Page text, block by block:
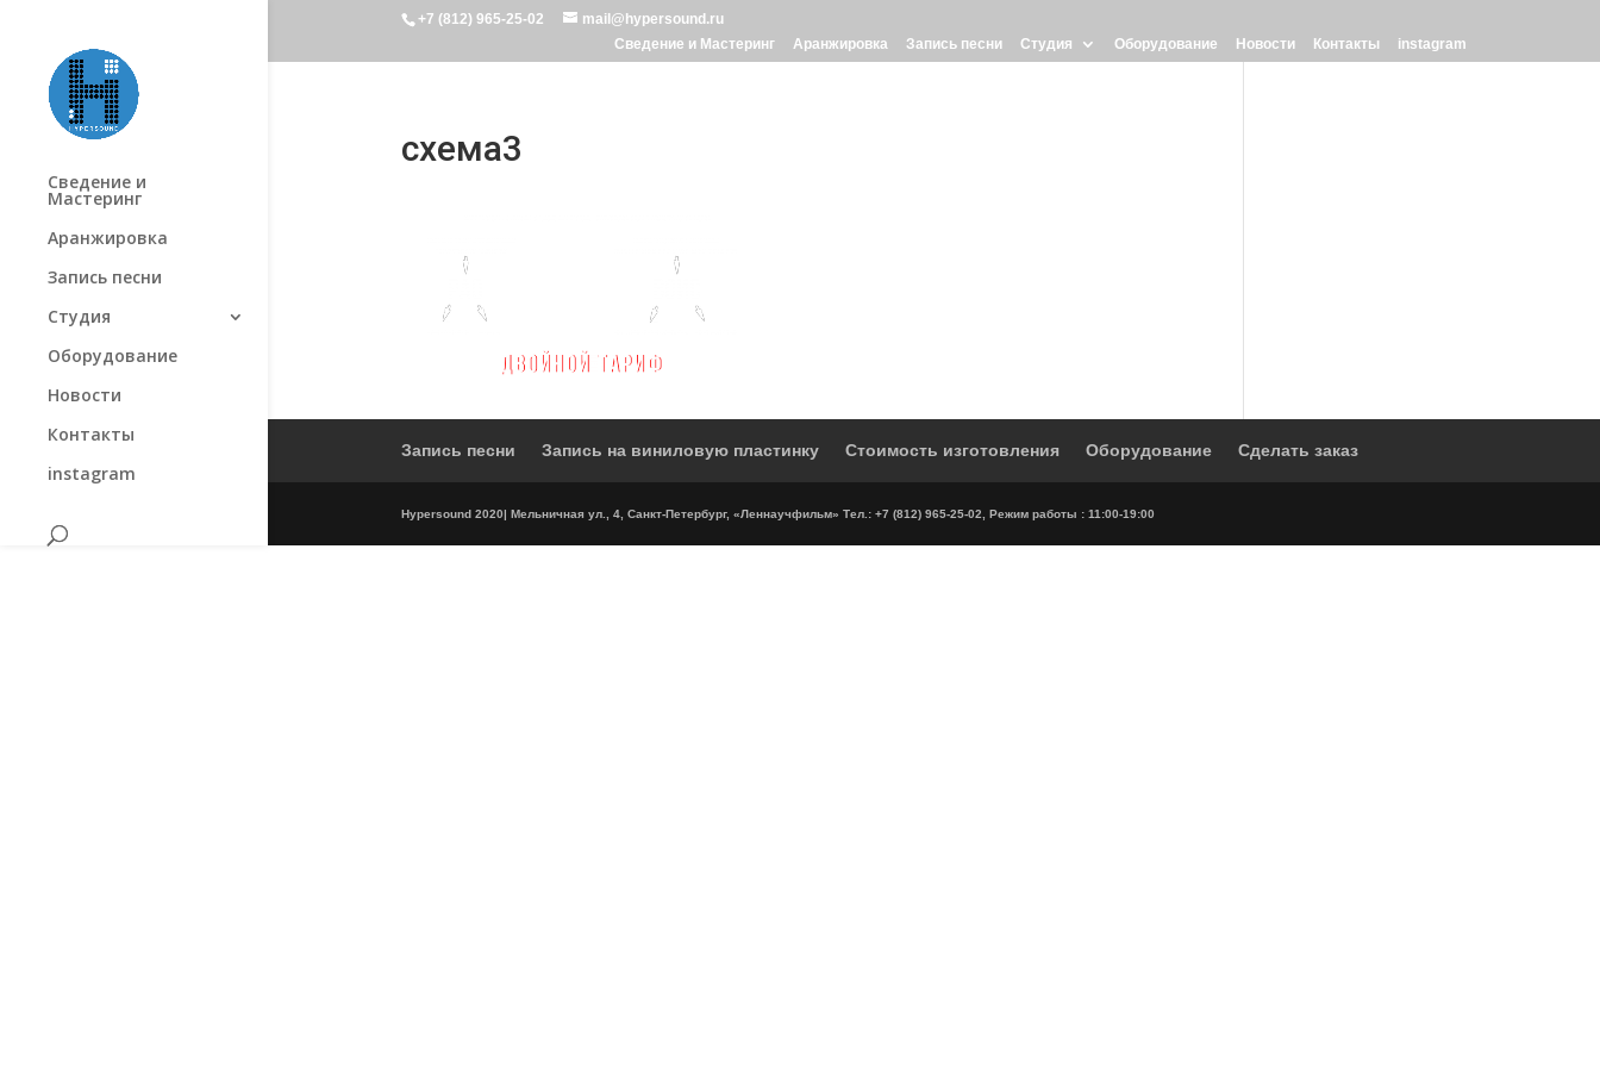
+7 (812) 965-25-02
mail@hypersound.ru
Сведение и Мастеринг
Аранжировка Запись песни Студия Оборудование Новости Контакты instagram
Сведение и
Мастеринг
Аранжировка
Запись песни
Студия
Оборудование
Новости
Контакты
instagram
схема3
Запись песни Запись на виниловую пластинку Стоимость изготовления Оборудование Сделать заказ
Hypersound 2020| Мельничная ул., 4, Санкт-Петербург, «Леннаучфильм» Тел.: +7 (812) 965-25-02, Режим работы : 11:00-19:00